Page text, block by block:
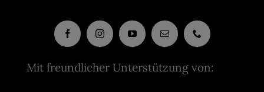
Mit freundlicher Unterstützung von: